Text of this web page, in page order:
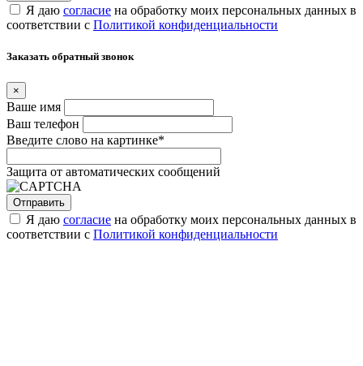
Я даю согласие на обработку моих персональных данных в
соответствии с Политикой конфиденциальности
Заказать обратный звонок
×
Ваше имя
Ваш телефон
Введите слово на картинке*
Защита от автоматических сообщений
Я даю согласие на обработку моих персональных данных в
соответствии с Политикой конфиденциальности